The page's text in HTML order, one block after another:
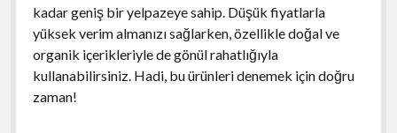
kadar geniş bir yelpazeye sahip. Düşük fiyatlarla
yüksek verim almanızı sağlarken, özellikle doğal ve
organik içerikleriyle de gönül rahatlığıyla
kullanabilirsiniz. Hadi, bu ürünleri denemek için doğru
zaman!